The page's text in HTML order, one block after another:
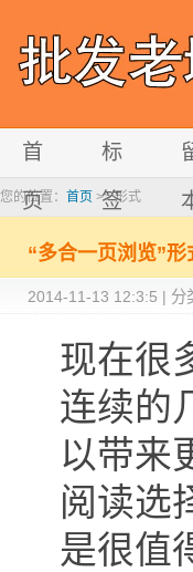
首
页
标
签
您的位置： 首页 >> 形式
“多合一页浏览”
2014-11-13 12:3:5 | 分
现在很
连续的
以带来
阅读选
是很值